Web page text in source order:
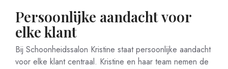
Persoonlijke aandacht voor
elke klant
Bij Schoonheidssalon Kristine staat persoonlijke aandacht
voor elke klant centraal. Kristine en haar team nemen de